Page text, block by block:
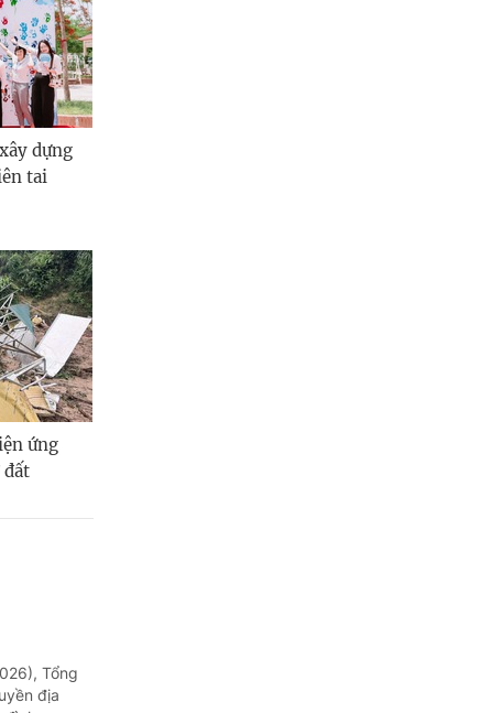
dựng
tai
ứng
đất
Tổng
địa